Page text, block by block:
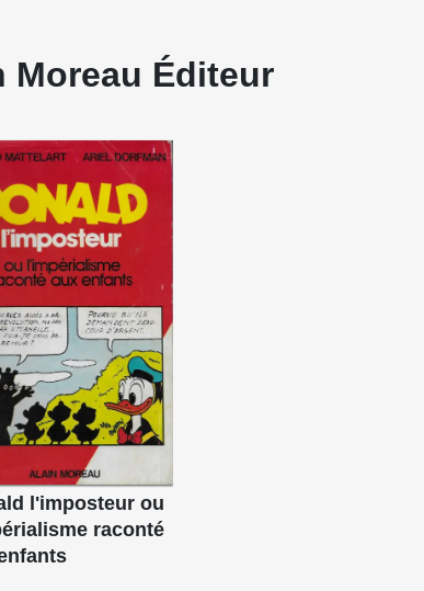
Moreau Éditeur
l'imposteur ou
raconté